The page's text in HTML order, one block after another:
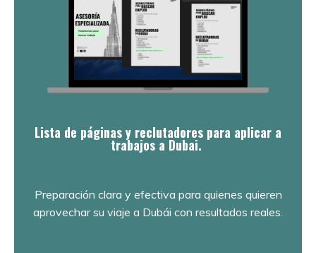
Lista de páginas y reclutadores para aplicar a
trabajos a Dubai.
Preparación clara y efectiva para quienes quieren
aprovechar su viaje a Dubái con resultados reales.